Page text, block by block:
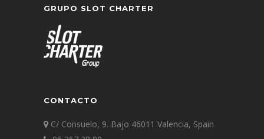
GRUPO SLOT CHARTER
CONTACTO
C/ Consuelo, 9. Bajo 46011 Valencia, Spain